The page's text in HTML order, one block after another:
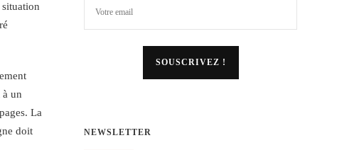
à un
La
doit
NEWSLETTER